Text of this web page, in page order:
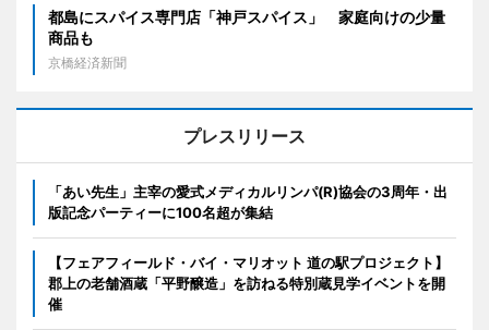
都島にスパイス専門店「神戸スパイス」 家庭向けの少量
商品も
京橋経済新聞
プレスリリース
「あい先生」主宰の愛式メディカルリンパ(R)協会の3周年・出
版記念パーティーに100名超が集結
【フェアフィールド・バイ・マリオット 道の駅プロジェクト】
郡上の老舗酒蔵「平野醸造」を訪ねる特別蔵見学イベントを開
催